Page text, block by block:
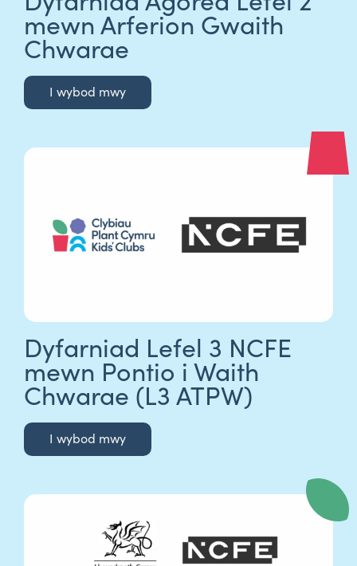
mewn Arferion Gwaith
Chwarae
I wybod mwy
Dyfarniad Lefel 3 NCFE
mewn Pontio i Waith
Chwarae (L3 ATPW)
I wybod mwy